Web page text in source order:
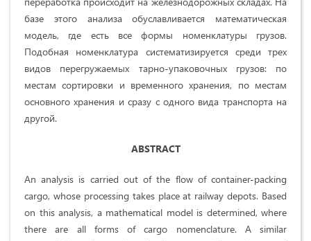
базе этого анализа обуславливается математическая
модель, где есть все формы номенклатуры грузов.
Подобная номенклатура систематизируется среди трех
видов перегружаемых тарно-упаковочных грузов: по
местам сортировки и временного хранения, по местам
основного хранения и сразу с одного вида транспорта на
другой.
ABSTRACT
An analysis is carried out of the flow of container-packing
cargo, whose processing takes place at railway depots. Based
on this analysis, a mathematical model is determined, where
there are all forms of cargo nomenclature. A similar